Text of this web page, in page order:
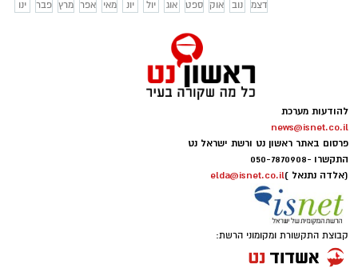
ינו
פבר מרץ אפר מאי יונ יול אוג ספט אוק נוב דצמ
להודעות מערכת
news@isnet.co.il
פרסום באתר ראשון נט ורשת ישראל נט
התקשרו -050-7870908
(אלדה נתנאל )elda@isnet.co.il
קבוצת התקשורת ומקומוני הרשת: